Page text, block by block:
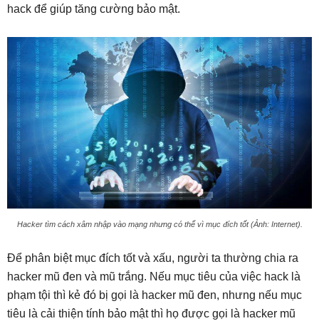
hack để giúp tăng cường bảo mật.
Hacker tìm cách xâm nhập vào mạng nhưng có thể vì mục đích tốt (Ảnh: Internet).
Để phân biệt mục đích tốt và xấu, người ta thường chia ra
hacker mũ đen và mũ trắng. Nếu mục tiêu của việc hack là
phạm tội thì kẻ đó bị gọi là hacker mũ đen, nhưng nếu mục
tiêu là cải thiện tính bảo mật thì họ được gọi là hacker mũ